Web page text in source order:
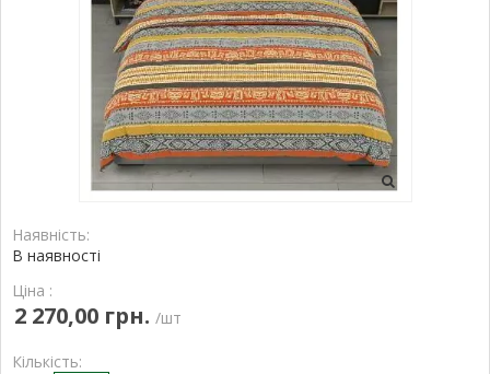
Наявність:
В наявності
Ціна :
2 270,00 грн. /шт
Кількість: